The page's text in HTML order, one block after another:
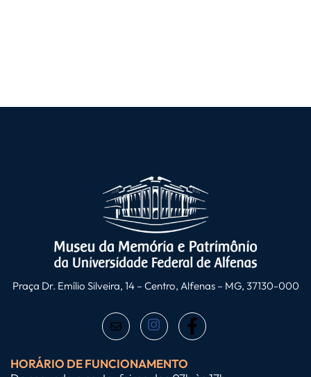
Praça Dr. Emílio Silveira, 14 – Centro, Alfenas – MG, 37130-000
HORÁRIO DE FUNCIONAMENTO